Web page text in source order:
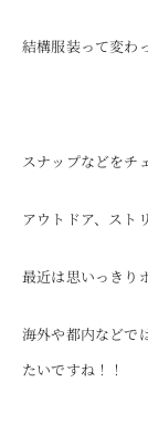
結構服装って変わ
スナップなどをチ
アウトドア、スト
最近は思いっきり
海外や都内などで
たいですね！！